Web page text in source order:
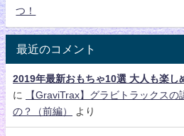
つ！
最近のコメント
2019年最新おもちゃ10選 大人も楽し
に
【GraviTrax】グラビトラックス
の？（前編）
より